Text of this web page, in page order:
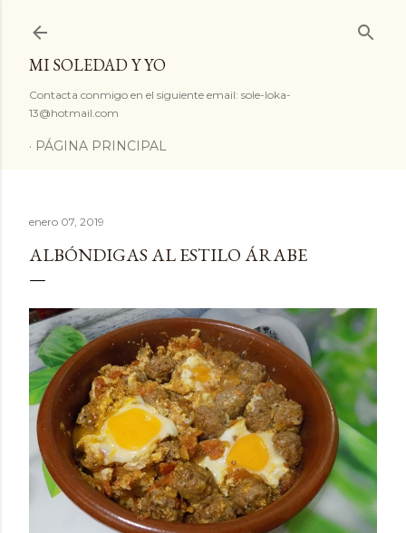
MI SOLEDAD Y YO
Contacta conmigo en el siguiente email: sole-loka-
13@hotmail.com
PÁGINA PRINCIPAL
enero 07, 2019
ALBÓNDIGAS AL ESTILO ÁRABE